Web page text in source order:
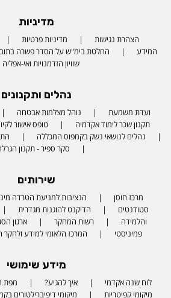
מדיניות
הצהרת נגישות מדיניות פרטיות
המידע
החלטת בימ"ש על הסדר פשרה
שוויון הזדמנויות ואי-אפליה
נהלים ותקנונים
ועדת משמעת נוהל מצלמות אבטחה
תקנון שכר לימוד אקדמיה
טופס אישור
נהלים לנושאי נשק בקמפוס המכללה
סקר ספיר - תקנון
שירותים
מרכז חוסן הנציבות למניעת הטרדה
סטודנטים
הדיקנט להוגנות מגדרית
והלמידה
רשות המחקר ארגון
פמיניסטי
המרכז הלאומי למידע
מידע שימושי
לוח שנה אקדמי איך להגיע?
מפת
מיקומי קפיטריות
מיקומי דיפיברילטורים